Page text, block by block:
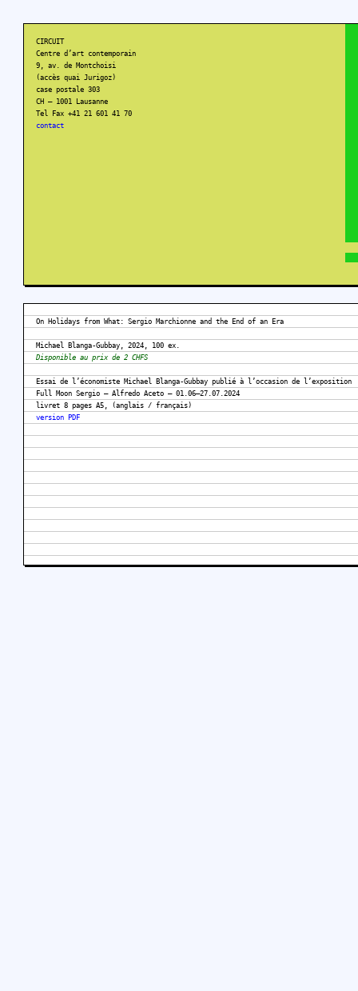
CIRCUIT
Centre d’art contemporain
9, av. de Montchoisi
(accès quai Jurigoz)
case postale 303
CH – 1001 Lausanne
Tel Fax +41 21 601 41 70
contact
On Holidays from What: Sergio Marchionne and the End of an Era
Michael Blanga-Gubbay, 2024, 100 ex.
Disponible au prix de 2 CHFS
Essai de l’économiste Michael Blanga-Gubbay publié à l’occasion de l’exposition
Full Moon Sergio – Alfredo Aceto – 01.06–27.07.2024
livret 8 pages A5, (anglais / français)
version PDF